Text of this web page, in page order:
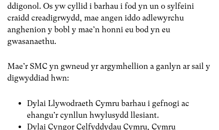
ddigonol. Os yw cyllid i barhau i fod yn un o sylfeini
craidd creadigrwydd, mae angen iddo adlewyrchu
anghenion y bobl y mae’n honni eu bod yn eu
gwasanaethu.
Mae’r SMC yn gwneud yr argymhellion a ganlyn ar sail y
digwyddiad hwn:
Dylai Llywodraeth Cymru barhau i gefnogi ac
ehangu’r cynllun hwylusydd llesiant.
Dylai Cyngor Celfyddydau Cymru, Cymru